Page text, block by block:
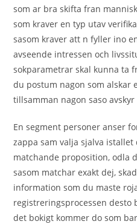
som ar bra skifta fran
som kraver en typ utav
sasom kraver att n fyller ino
avseende intressen och
sokparametrar skal kunna ta
du postum nagon som alskar
tillsamman nagon saso
En segment personer anser
zappa sam valja sjalva
matchande proposition, odla
sasom matchar exakt dej,
information som du maste
registreringsprocessen desto
det bokigt kommer do som